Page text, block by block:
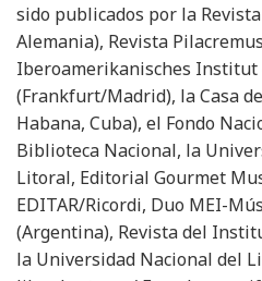
sido publicados por la
Alemania), Revista
Iberoamerikanisches Institut
(Frankfurt/Madrid), la Casa
Habana, Cuba), el Fondo
Biblioteca Nacional, la
Litoral, Editorial Gourmet
EDITAR/Ricordi, Duo MEI-
(Argentina), Revista del
la Universidad Nacional del